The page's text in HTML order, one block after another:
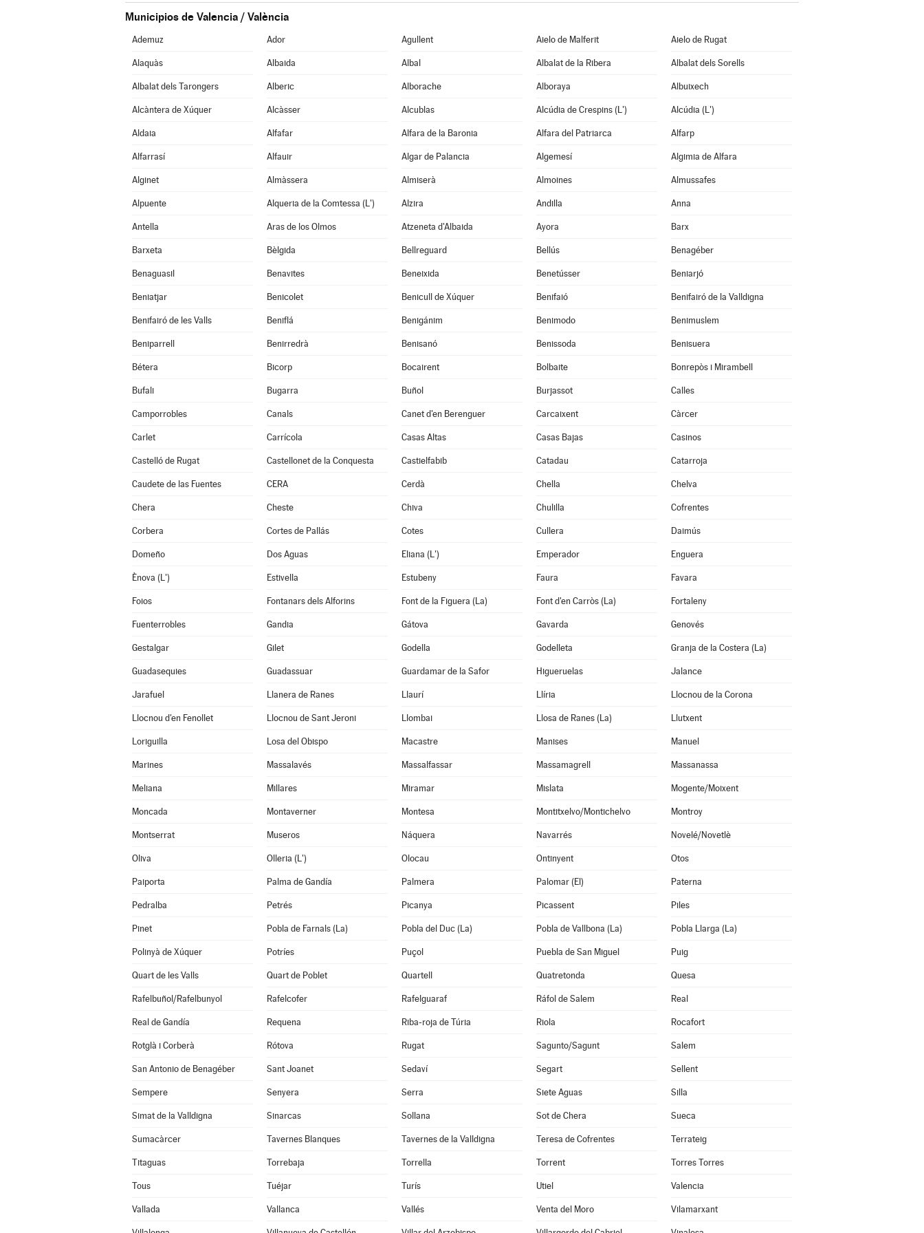
Municipios de Valencia / València
Ademuz Ador Agullent Aielo de Malferit Aielo de Rugat
Alaquàs Albaida Albal Albalat de la Ribera Albalat dels Sorells
Albalat dels Tarongers Alberic Alborache Alboraya Albuixech
Alcàntera de Xúquer Alcàsser Alcublas Alcúdia de Crespins (L') Alcúdia (L')
Aldaia Alfafar Alfara de la Baronia Alfara del Patriarca Alfarp
Alfarrasí Alfauir Algar de Palancia Algemesí Algimia de Alfara
Alginet Almàssera Almiserà Almoines Almussafes
Alpuente Alqueria de la Comtessa (L') Alzira Andilla Anna
Antella Aras de los Olmos Atzeneta d'Albaida Ayora Barx
Barxeta Bèlgida Bellreguard Bellús Benagéber
Benaguasil Benavites Beneixida Benetússer Beniarjó
Beniatjar Benicolet Benicull de Xúquer Benifaió Benifairó de la Valldigna
Benifairó de les Valls Beniflá Benigánim Benimodo Benimuslem
Beniparrell Benirredrà Benisanó Benissoda Benisuera
Bétera Bicorp Bocairent Bolbaite Bonrepòs i Mirambell
Bufali Bugarra Buñol Burjassot Calles
Camporrobles Canals Canet d'en Berenguer Carcaixent Càrcer
Carlet Carrícola Casas Altas Casas Bajas Casinos
Castelló de Rugat Castellonet de la Conquesta Castielfabib Catadau Catarroja
Caudete de las Fuentes CERA Cerdà Chella Chelva
Chera Cheste Chiva Chulilla Cofrentes
Corbera Cortes de Pallás Cotes Cullera Daimús
Domeño Dos Aguas Eliana (L') Emperador Enguera
Ènova (L') Estivella Estubeny Faura Favara
Foios Fontanars dels Alforins Font de la Figuera (La) Font d'en Carròs (La) Fortaleny
Fuenterrobles Gandia Gátova Gavarda Genovés
Gestalgar Gilet Godella Godelleta Granja de la Costera (La)
Guadasequies Guadassuar Guardamar de la Safor Higueruelas Jalance
Jarafuel Llanera de Ranes Llaurí Llíria Llocnou de la Corona
Llocnou d'en Fenollet Llocnou de Sant Jeroni Llombai Llosa de Ranes (La) Llutxent
Loriguilla Losa del Obispo Macastre Manises Manuel
Marines Massalavés Massalfassar Massamagrell Massanassa
Meliana Millares Miramar Mislata Mogente/Moixent
Moncada Montaverner Montesa Montitxelvo/Montichelvo Montroy
Montserrat Museros Náquera Navarrés Novelé/Novetlè
Oliva Olleria (L') Olocau Ontinyent Otos
Paiporta Palma de Gandía Palmera Palomar (El) Paterna
Pedralba Petrés Picanya Picassent Piles
Pinet Pobla de Farnals (La) Pobla del Duc (La) Pobla de Vallbona (La) Pobla Llarga (La)
Polinyà de Xúquer Potríes Puçol Puebla de San Miguel Puig
Quart de les Valls Quart de Poblet Quartell Quatretonda Quesa
Rafelbuñol/Rafelbunyol Rafelcofer Rafelguaraf Ráfol de Salem Real
Real de Gandía Requena Riba-roja de Túria Riola Rocafort
Rotglà i Corberà Rótova Rugat Sagunto/Sagunt Salem
San Antonio de Benagéber Sant Joanet Sedaví Segart Sellent
Sempere Senyera Serra Siete Aguas Silla
Simat de la Valldigna Sinarcas Sollana Sot de Chera Sueca
Sumacàrcer Tavernes Blanques Tavernes de la Valldigna Teresa de Cofrentes Terrateig
Titaguas Torrebaja Torrella Torrent Torres Torres
Tous Tuéjar Turís Utiel Valencia
Vallada Vallanca Vallés Venta del Moro Vilamarxant